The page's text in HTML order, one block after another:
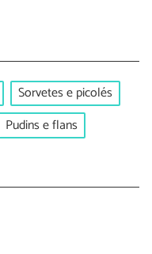
Sorvetes e picolés
Pudins e flans